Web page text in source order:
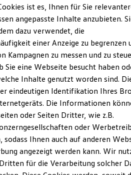
Lebensdauer
6
Versionen und Updates
zu Ihrem ID.
und Thomas Neubeck –
– der automobilen
In Kombination von
wurde das Sortiment,
Auto-Union seinen
ausgebaut und vereinigt
Automobilhersteller in einer
Mitarbeiter im größten
Speyerer Raum sehen es
für Kunden ein
qualitätsbewusster und
zu sein. Ob Beratung,
Instandsetzung –
ist es, Ihnen für Sie
angepasste Inhalte anzubieten.
dazu verwendet, die
einer Anzeige zu begrenzen
Kampagnen zu messen und zu
Sie eine Webseite besucht haben
Inhalte genutzt worden sind.
eindeutigen Identifikation Ihres
Die Informationen
oder Seiten Dritter, wie z.B.
oder
sodass Ihnen auch auf anderen
angezeigt werden kann. Wir
für die Verarbeitung solcher